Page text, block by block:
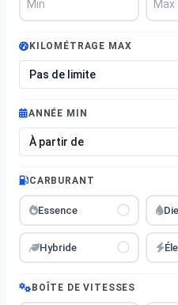
KILOMÉTRAGE MAX
ANNÉE MIN
CARBURANT
Essence
Hybride
BOÎTE DE VITESSES